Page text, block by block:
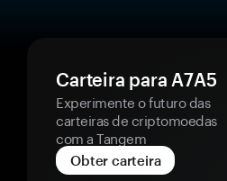
Carteira para A7A5
Experimente o futuro das
carteiras de criptomoedas
com a Tangem
Obter carteira